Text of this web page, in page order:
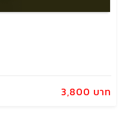
3,800 บาท